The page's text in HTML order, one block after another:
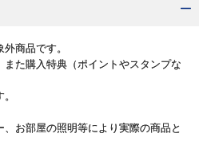
商品です。
また購入特典（ポイントやスタンプな
お部屋の照明等により実際の商品と